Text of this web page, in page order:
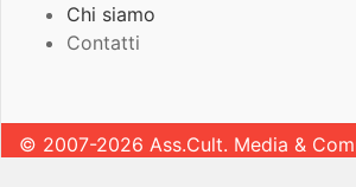
Chi siamo
Contatti
© 2007-2026 Ass.Cult. Media &